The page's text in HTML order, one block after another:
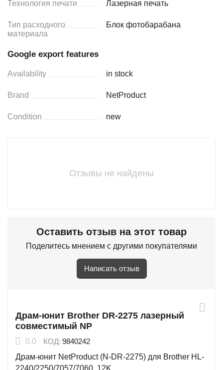
Технология печати Лазерная печать
Тип расходного
материала
Блок фотобарабана
Google export features
Availability in stock
Brand NetProduct
Condition new
Отзывы не найдены
Оставить отзыв на этот товар
Поделитесь мнением с другими покупателями
Написать отзыв
Драм-юнит Brother DR-2275 лазерный
совместимый NP
0.0 КОД: 9840242
Драм-юнит NetProduct (N-DR-2275) для Brother HL-
2240/2250/7057/7060, 12K